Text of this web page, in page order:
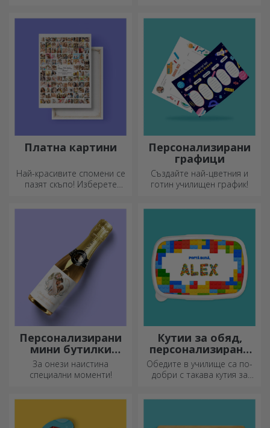
наслада на любимата ви
лятото и топла през зимата.
Платна картини
Най-красивите спомени се
пазят скъпо! Изберете
Персонализирани
графици
Създайте най-цветния и
готин училищен график!
Персонализирани
мини бутилки
пенливо вино
За онези наистина
специални моменти!
Кутии за обяд,
персонализирани
касероли
Обедите в училище са по-
добри с такава кутия за